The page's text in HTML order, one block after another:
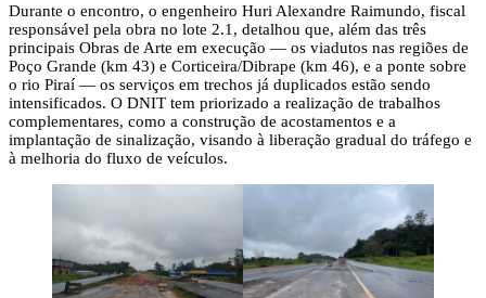
Durante o encontro, o engenheiro Huri Alexandre Raimundo, fiscal
responsável pela obra no lote 2.1, detalhou que, além das três
principais Obras de Arte em execução — os viadutos nas regiões de
Poço Grande (km 43) e Corticeira/Dibrape (km 46), e a ponte sobre
o rio Piraí — os serviços em trechos já duplicados estão sendo
intensificados. O DNIT tem priorizado a realização de trabalhos
complementares, como a construção de acostamentos e a
implantação de sinalização, visando à liberação gradual do tráfego e
à melhoria do fluxo de veículos.